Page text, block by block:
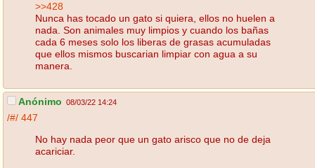
>>428
Nunca has tocado un gato si quiera, ellos no huelen a
nada. Son animales muy limpios y cuando los bañas
cada 6 meses solo los liberas de grasas acumuladas
que ellos mismos buscarian limpiar con agua a su
manera.
Anónimo 08/03/22 14:24
/#/ 447
No hay nada peor que un gato arisco que no de deja
acariciar.